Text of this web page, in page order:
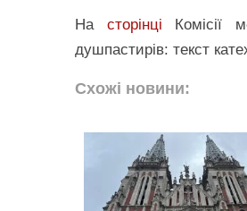
На сторінці Комісії
душпастирів: текст
Схожі новини: